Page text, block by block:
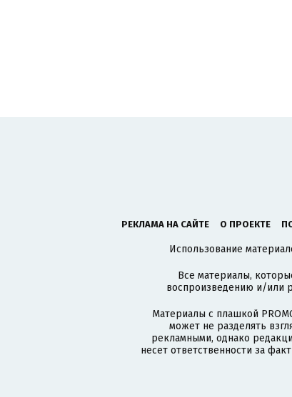
РЕКЛАМА НА САЙТЕ О ПРОЕКТЕ
Использование
Все материалы,
воспроизведению и/или
Материалы с плашкой
может не разделять
рекламными, однако
несет ответственности за